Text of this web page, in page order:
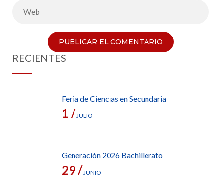
RECIENTES
Feria de Ciencias en Secundaria
1 /JULIO
Generación 2026 Bachillerato
29 /JUNIO